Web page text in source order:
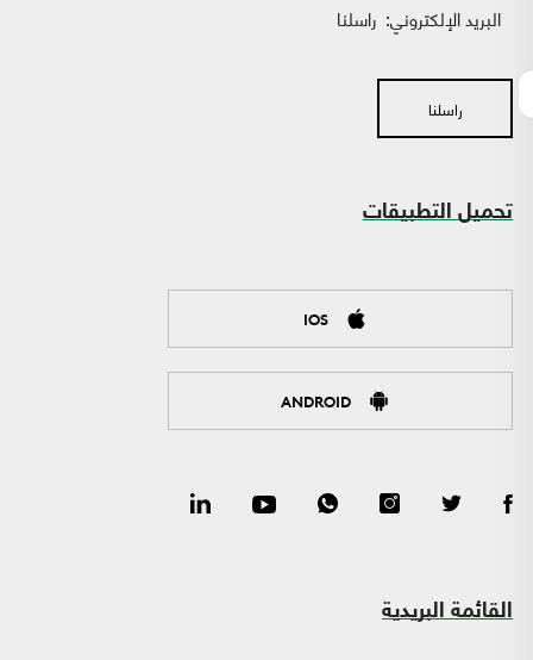
البريد الإلكتروني: راسلنا
راسلنا
تحميل التطبيقات
IOS
ANDROID
القائمة البريدية